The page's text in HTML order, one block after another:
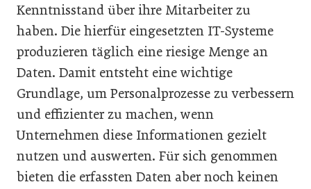
Kenntnisstand über ihre Mitarbeiter zu
haben. Die hierfür eingesetzten IT-Systeme
produzieren täglich eine riesige Menge an
Daten. Damit entsteht eine wichtige
Grundlage, um Personalprozesse zu verbessern
und effizienter zu machen, wenn
Unternehmen diese Informationen gezielt
nutzen und auswerten. Für sich genommen
bieten die erfassten Daten aber noch keinen